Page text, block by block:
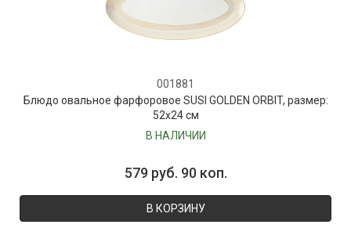
001881
Блюдо овальное фарфоровое SUSI GOLDEN ORBIT, размер:
52х24 см
В НАЛИЧИИ
579 руб. 90 коп.
В КОРЗИНУ